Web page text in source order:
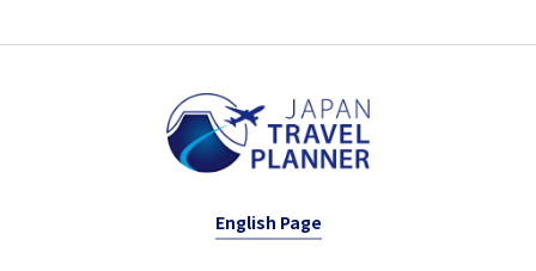
English Page